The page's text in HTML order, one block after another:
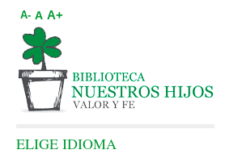
A- A A+
ELIGE IDIOMA